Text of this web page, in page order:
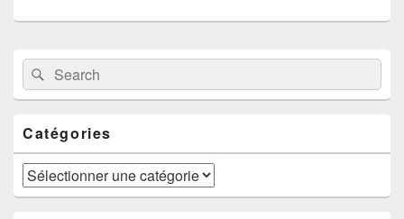
Primary
Sidebar
Widget
Area
Search
for:
Search
Catégories
Catégories